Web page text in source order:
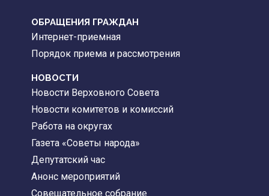
ОБРАЩЕНИЯ ГРАЖДАН
Интернет-приемная
Порядок приема и рассмотрения
НОВОСТИ
Новости Верховного Совета
Новости комитетов и комиссий
Работа на округах
Газета «Советы народа»
Депутатский час
Анонс мероприятий
Совещательное собрание